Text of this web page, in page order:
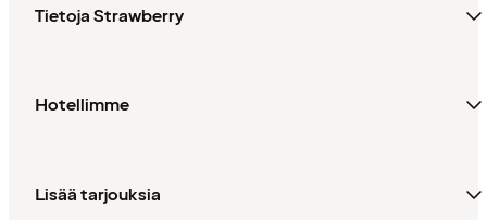
Tietoja Strawberry
Hotellimme
Lisää tarjouksia